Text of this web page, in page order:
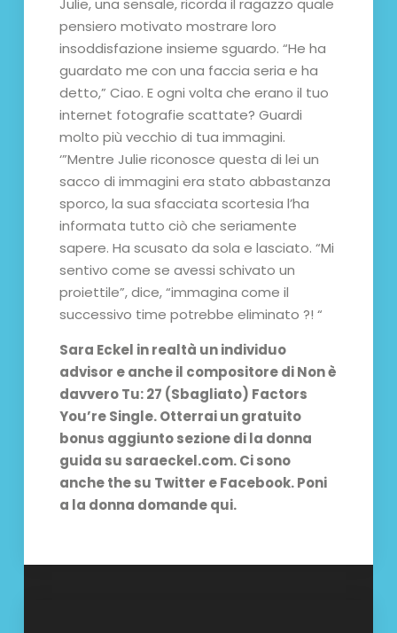
Julie, una sensale, ricorda il ragazzo quale
pensiero motivato mostrare loro
insoddisfazione insieme sguardo. “He ha
guardato me con una faccia seria e ha
detto,” Ciao. E ogni volta che erano il tuo
internet fotografie scattate? Guardi
molto più vecchio di tua immagini.
‘”Mentre Julie riconosce questa di lei un
sacco di immagini era stato abbastanza
sporco, la sua sfacciata scortesia l’ha
informata tutto ciò che seriamente
sapere. Ha scusato da sola e lasciato. “Mi
sentivo come se avessi schivato un
proiettile”, dice, “immagina come il
successivo time potrebbe eliminato ?! “
Sara Eckel in realtà un individuo
advisor e anche il compositore di Non è
davvero Tu: 27 (Sbagliato) Factors
You’re Single. Otterrai un gratuito
bonus aggiunto sezione di la donna
guida su saraeckel.com. Ci sono
anche the su Twitter e Facebook. Poni
a la donna domande qui.